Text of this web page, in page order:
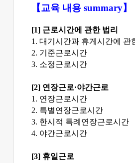
【 교육 내용 summary】
[1] 근로시간에 관한 법리
1. 대기시간과 휴게시간에 관
2. 기준근로시간
3. 소정근로시간
[2] 연장근로·야간근로
1. 연장근로시간
2. 특별연장근로시간
3. 한시적 특례연장근로시간
4. 야간근로시간
[3] 휴일근로